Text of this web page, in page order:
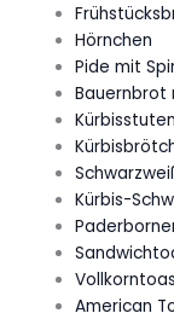
Hörnchen
Pide mit
Bauernbrot
Kürbisstuten
Kürbis-
American